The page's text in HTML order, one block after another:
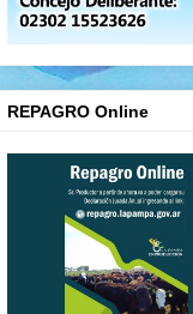
REPAGRO Online